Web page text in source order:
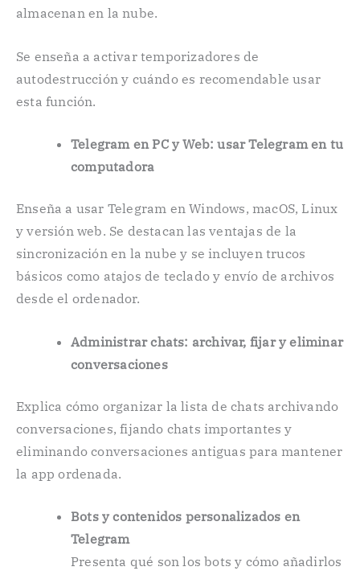
almacenan en la nube.
Se enseña a activar temporizadores de
autodestrucción y cuándo es recomendable usar
esta función.
Telegram en PC y Web: usar Telegram en tu
computadora
Enseña a usar Telegram en Windows, macOS, Linux
y versión web. Se destacan las ventajas de la
sincronización en la nube y se incluyen trucos
básicos como atajos de teclado y envío de archivos
desde el ordenador.
Administrar chats: archivar, fijar y eliminar
conversaciones
Explica cómo organizar la lista de chats archivando
conversaciones, fijando chats importantes y
eliminando conversaciones antiguas para mantener
la app ordenada.
Bots y contenidos personalizados en
Telegram
Presenta qué son los bots y cómo añadirlos